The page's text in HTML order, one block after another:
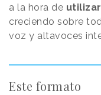
a la hora de
creciendo sobre
voz y altavoces
Este formato